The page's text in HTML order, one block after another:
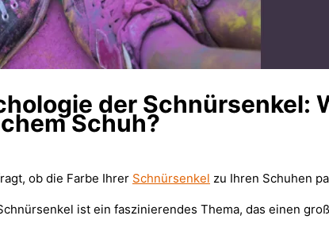
der Schnürsenkel:
Schuh?
ob die Farbe Ihrer Schnürsenkel zu Ihren Schuhen
ist ein faszinierendes Thema, das einen